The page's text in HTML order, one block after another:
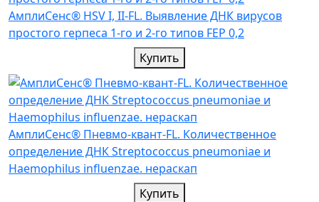
АмплиСенс® HSV I, II-FL. Выявление ДНК вирусов
простого герпеса 1-го и 2-го типов FEP 0,2
Купить
АмплиСенс® Пневмо-квант-FL. Количественное
определение ДНК Streptococcus pneumoniae и
Haemophilus influenzae. нераскап
Купить